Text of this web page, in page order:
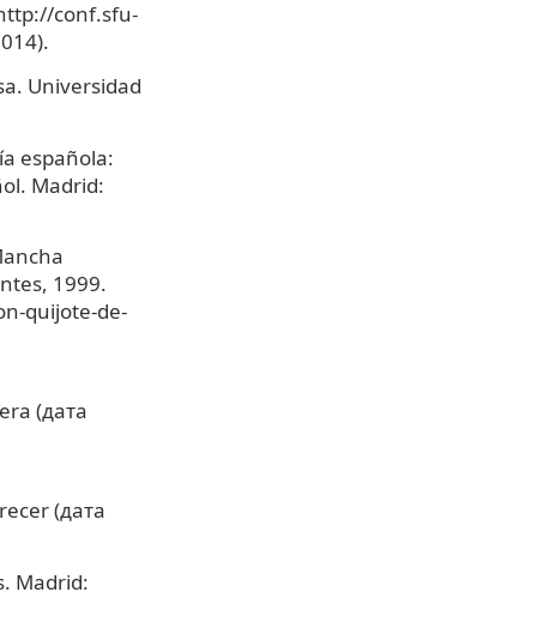
conf.sfu-
Universidad
española:
Madrid:
1999.
quijote-de-
(дата
(дата
Madrid: